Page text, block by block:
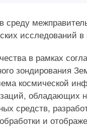
в рамках
зондирования
космической
средств,
и